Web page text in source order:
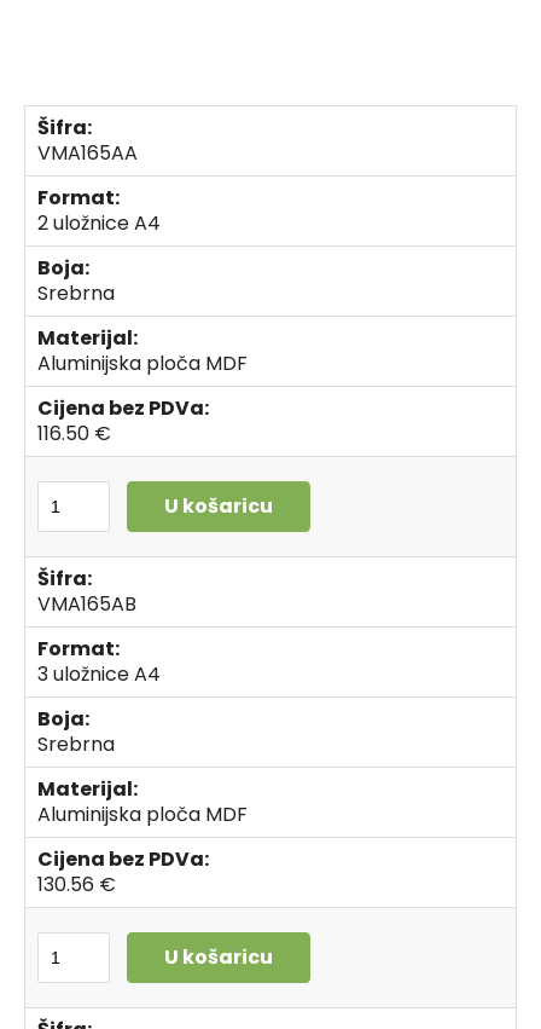
Šifra:
VMA165AA
Format:
2 uložnice A4
Boja:
Srebrna
Materijal:
Aluminijska ploča MDF
Cijena bez PDVa:
116.50 €
U košaricu
Šifra:
VMA165AB
Format:
3 uložnice A4
Boja:
Srebrna
Materijal:
Aluminijska ploča MDF
Cijena bez PDVa:
130.56 €
U košaricu